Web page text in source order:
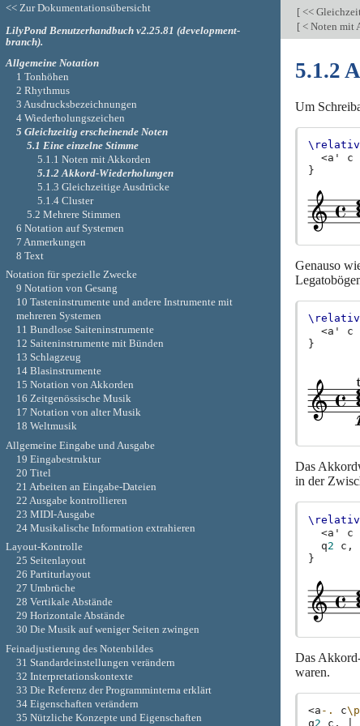
[ <<
[ < Noten mit
5.1.2
Um
<a' c
}
Genauso
<a' c
}
Das
in der
<a' c
q2 c,
}
Das
waren.
<a -. c
q2 c,
<< Zur Dokumentationsübersicht
LilyPond Benutzerhandbuch v2.25.81 (development-
branch).
Allgemeine Notation
1 Tonhöhen
2 Rhythmus
3 Ausdrucksbezeichnungen
4 Wiederholungszeichen
5 Gleichzeitig erscheinende Noten
5.1 Eine einzelne Stimme
5.1.1 Noten mit Akkorden
5.1.2 Akkord-Wiederholungen
5.1.3 Gleichzeitige Ausdrücke
5.1.4 Cluster
5.2 Mehrere Stimmen
6 Notation auf Systemen
7 Anmerkungen
8 Text
Notation für spezielle Zwecke
9 Notation von Gesang
10 Tasteninstrumente und andere Instrumente mit
mehreren Systemen
11 Bundlose Saiteninstrumente
12 Saiteninstrumente mit Bünden
13 Schlagzeug
14 Blasinstrumente
15 Notation von Akkorden
16 Zeitgenössische Musik
17 Notation von alter Musik
18 Weltmusik
Allgemeine Eingabe und Ausgabe
19 Eingabestruktur
20 Titel
21 Arbeiten an Eingabe-Dateien
22 Ausgabe kontrollieren
23 MIDI-Ausgabe
24 Musikalische Information extrahieren
Layout-Kontrolle
25 Seitenlayout
26 Partiturlayout
27 Umbrüche
28 Vertikale Abstände
29 Horizontale Abstände
30 Die Musik auf weniger Seiten zwingen
Feinadjustierung des Notenbildes
31 Standardeinstellungen verändern
32 Interpretationskontexte
33 Die Referenz der Programminterna erklärt
34 Eigenschaften verändern
35 Nützliche Konzepte und Eigenschaften